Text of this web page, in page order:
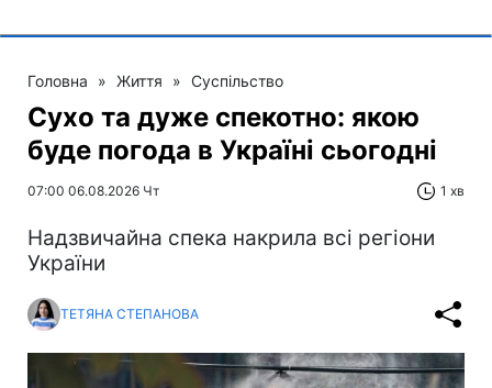
Головна » Життя » Суспільство
Сухо та дуже спекотно: якою
буде погода в Україні сьогодні
07:00 06.08.2026 Чт 1 хв
Надзвичайна спека накрила всі регіони
України
ТЕТЯНА СТЕПАНОВА